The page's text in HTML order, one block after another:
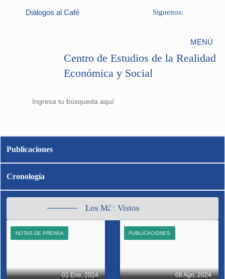
Diálogos al Café Siguenos:
MENÚ
Centro de Estudios de la Realidad
Económica y Social
Publicaciones
Cronología
Los Más Vistos
01 Ene, 2024
NOTAS DE PRENSA
08 Ago, 2024
PUBLICACIONES